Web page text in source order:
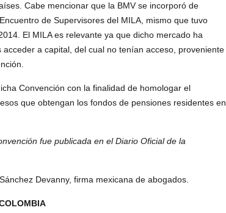
Cabe mencionar que la BMV se incorporó de
de Supervisores del MILA, mismo que tuvo
El MILA es relevante ya que dicho mercado ha
a capital, del cual no tenían acceso, proveniente
Convención con la finalidad de homologar el
que obtengan los fondos de pensiones residentes en
fue publicada en el Diario Oficial de la
Devanny, firma mexicana de abogados.